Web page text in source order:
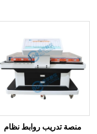
منصة تدريب روابط نظام